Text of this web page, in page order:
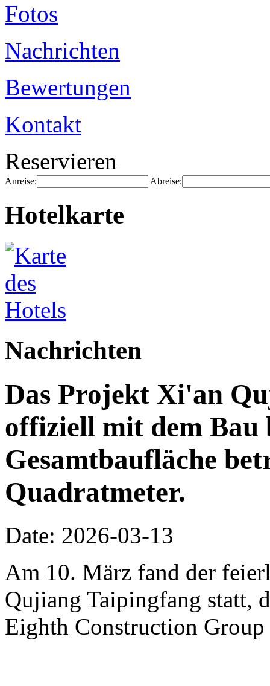
Fotos
Nachrichten
Bewertungen
Kontakt
Reservieren
Anreise: Abreise:
Hotelkarte
Nachrichten
Das Projekt Xi'an
offiziell mit dem Bau
Gesamtbaufläche
Quadratmeter.
Date: 2026-03-13
Am 10. März fand der
Qujiang Taipingfang statt,
Eighth Construction